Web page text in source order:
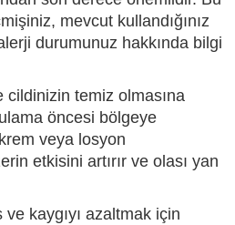
mevcut kullandığınız
durumunuz hakkında bilgi
cildinizin temiz olmasına
öncesi bölgeye
veya losyon
etkisini artırır ve olası yan
kaygıyı azaltmak için